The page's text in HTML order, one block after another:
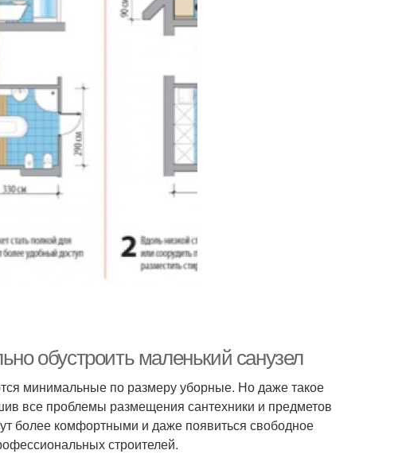
обустроить маленький санузел
минимальные по размеру уборные. Но даже такое
все проблемы размещения сантехники и предметов
более комфортными и даже появиться свободное
строителей.